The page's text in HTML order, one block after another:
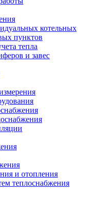
котельных
пунктов
тепла
и завес
и отопления
теплоснабжения